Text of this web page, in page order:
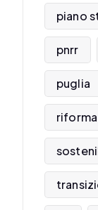
piano
pnrr
puglia